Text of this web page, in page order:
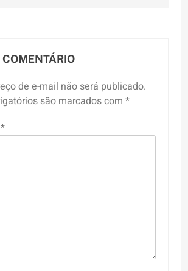
de e-mail não será publicado.
são marcados com *
*